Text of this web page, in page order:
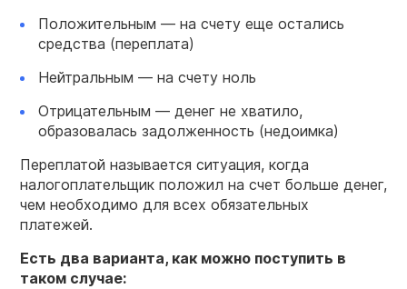
Положительным — на счету еще остались
средства (переплата)
Нейтральным — на счету ноль
Отрицательным — денег не хватило,
образовалась задолженность (недоимка)
Переплатой называется ситуация, когда
налогоплательщик положил на счет больше денег,
чем необходимо для всех обязательных
платежей.
Есть два варианта, как можно поступить в
таком случае: